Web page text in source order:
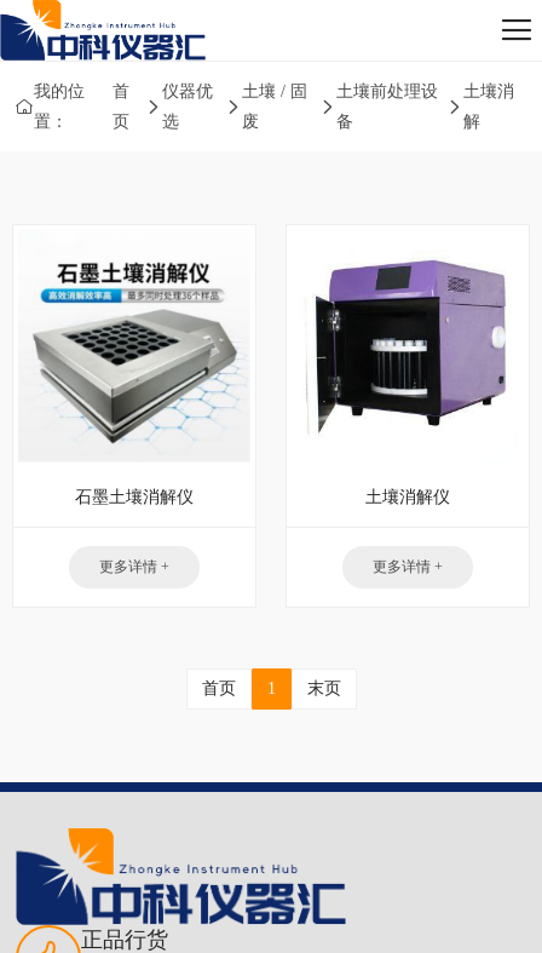
我的位
置：
首
页
仪器优
选
土壤 / 固
废
土壤前处理设
备
土壤消
解
石墨土壤消解仪
更多详情 +
土壤消解仪
更多详情 +
首页 1 末页
正品行货